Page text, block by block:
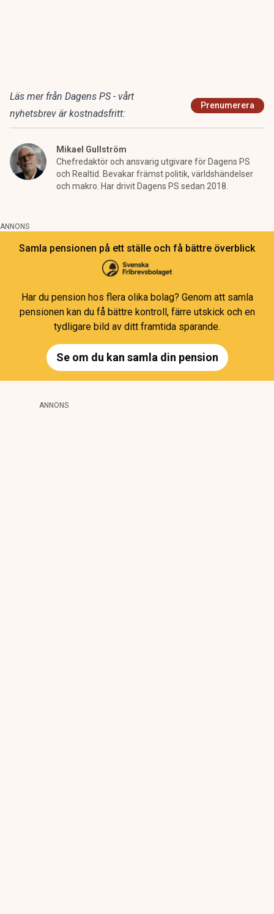
Läs mer från Dagens PS - vårt
nyhetsbrev är kostnadsfritt:
Prenumerera
Mikael Gullström
Chefredaktör och ansvarig utgivare för Dagens PS
och Realtid. Bevakar främst politik, världshändelser
och makro. Har drivit Dagens PS sedan 2018.
ANNONS
Samla pensionen på ett ställe och få bättre överblick
Har du pension hos flera olika bolag? Genom att samla
pensionen kan du få bättre kontroll, färre utskick och en
tydligare bild av ditt framtida sparande.
Se om du kan samla din pension
ANNONS